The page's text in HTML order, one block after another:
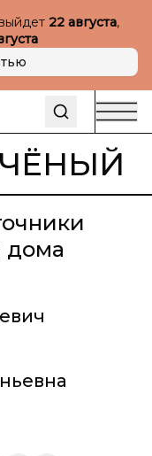
22 августа,
дома